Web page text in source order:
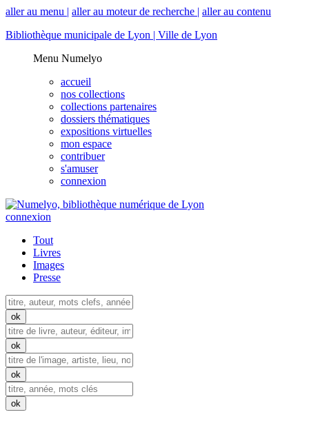
aller au menu | aller au moteur de recherche | aller au contenu
Bibliothèque municipale de Lyon | Ville de Lyon
Menu Numelyo
accueil
nos collections
collections partenaires
dossiers thématiques
expositions virtuelles
mon espace
contribuer
s'amuser
connexion
connexion
Tout
Livres
Images
Presse